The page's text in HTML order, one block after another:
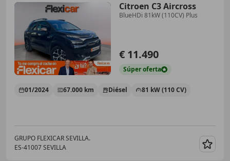
Citroen C3 Aircross
BlueHDi 81kW (110CV) Plus
€ 11.490
Súperoferta
01/2024 67.000 km Diésel 81 kW (110 CV)
GRUPO FLEXICAR SEVILLA.
ES-41007 SEVILLA